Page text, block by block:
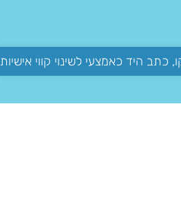
כתב היד כאמצעי לשינוי קווי אישיות